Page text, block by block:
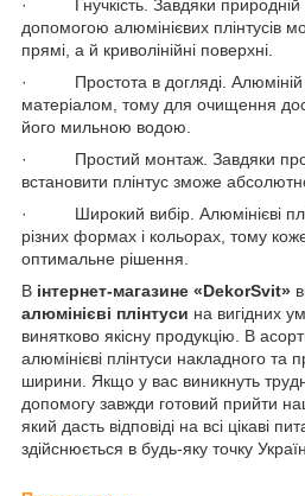
· Гнучкість. Завдяки природній
допомогою алюмінієвих плінтусів
прямі, а й криволінійні поверхні.
· Простота в догляді. Алюміній
матеріалом, тому для очищення
його мильною водою.
· Простий монтаж. Завдяки
встановити плінтус зможе
· Широкий вибір. Алюмінієві
різних формах і кольорах, тому
оптимальне рішення.
В інтернет-магазине «DekorSvit»
алюмінієві плінтуси на вигідних
винятково якісну продукцію. В
алюмінієві плінтуси накладного та
ширини. Якщо у вас виникнуть
допомогу завжди готовий прийти
який дасть відповіді на всі цікаві
здійснюється в будь-яку точку